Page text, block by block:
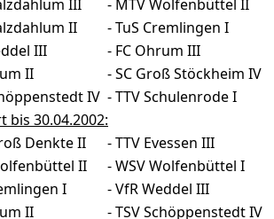
III - MTV Wolfenbüttel II
II -TuS Cremlingen I
III - FC Ohrum III
II -SC Groß Stöckheim IV
IV -TTV Schulenrode I
bis 30.04.2002:
Denkte II -TTV Evessen III
II -WSV Wolfenbüttel I
I -VfR Weddel III
II -TSV Schöppenstedt IV